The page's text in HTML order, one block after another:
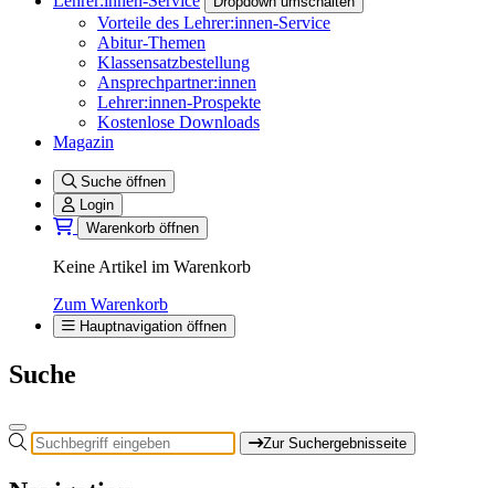
Vorteile des Lehrer:innen-Service
Abitur-Themen
Klassensatzbestellung
Ansprechpartner:innen
Lehrer:innen-Prospekte
Kostenlose Downloads
Magazin
Suche öffnen
Login
Warenkorb öffnen
Keine Artikel im Warenkorb
Zum Warenkorb
Hauptnavigation öffnen
Suche
Zur Suchergebnisseite